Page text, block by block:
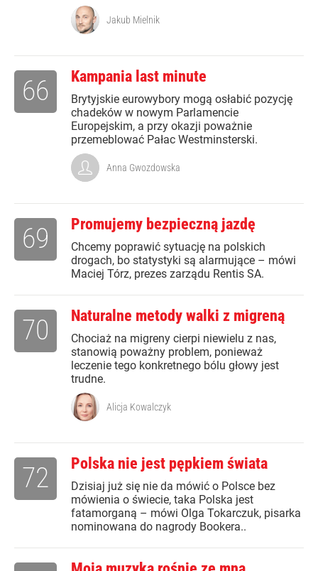
Jakub Mielnik
Kampania last minute
Brytyjskie eurowybory mogą osłabić pozycję
chadeków w nowym Parlamencie
Europejskim, a przy okazji poważnie
przemeblować Pałac Westminsterski.
66
Anna Gwozdowska
Promujemy bezpieczną jazdę
Chcemy poprawić sytuację na polskich
drogach, bo statystyki są alarmujące – mówi
Maciej Tórz, prezes zarządu Rentis SA.
69
Naturalne metody walki z migreną
Chociaż na migreny cierpi niewielu z nas,
stanowią poważny problem, ponieważ
leczenie tego konkretnego bólu głowy jest
trudne.
70
Alicja Kowalczyk
Polska nie jest pępkiem świata
Dzisiaj już się nie da mówić o Polsce bez
mówienia o świecie, taka Polska jest
fatamorganą – mówi Olga Tokarczuk, pisarka
nominowana do nagrody Bookera..
72